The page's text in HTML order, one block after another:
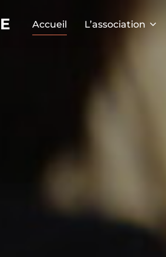
Accueil L’association